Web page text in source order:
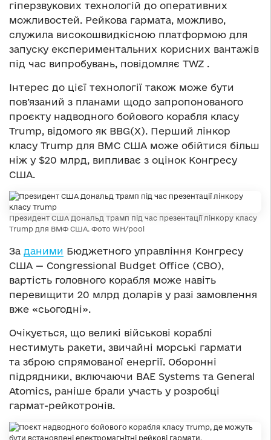
гіперзвукових технологій до оперативних
можливостей. Рейкова гармата, можливо,
служила високошвидкісною платформою для
запуску експериментальних корисних вантажів
під час випробувань, повідомляє TWZ .
Інтерес до цієї технології також може бути
пов’язаний з планами щодо запропонованого
проєкту надводного бойового корабля класу
Trump, відомого як BBG(X). Перший лінкор
класу Trump для ВМС США може обійтися більш
ніж у $20 млрд, випливає з оцінок Конгресу
США.
Президент США Дональд Трамп під час презентації лінкору класу
Trump для ВМФ США. Фото WH/pool
За даними Бюджетного управління Конгресу
США — Congressional Budget Office (CBO),
вартість головного корабля може навіть
перевищити 20 млрд доларів у разі замовлення
вже «сьогодні».
Очікується, що великі військові кораблі
нестимуть ракети, звичайні морські гармати
та зброю спрямованої енергії. Оборонні
підрядники, включаючи BAE Systems та General
Atomics, раніше брали участь у розробці
гармат-рейкотронів.